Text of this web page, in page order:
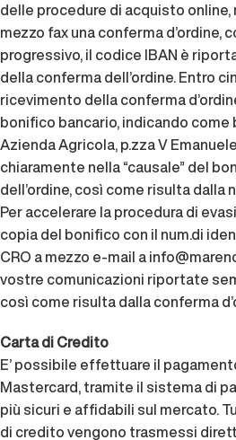
delle procedure di acquisto online,
mezzo fax una conferma d’ordine,
progressivo, il codice IBAN è
della conferma dell’ordine. Entro
ricevimento della conferma
bonifico bancario, indicando
Azienda Agricola, p.zza V
chiaramente nella “causale” del
dell’ordine, così come risulta dalla
Per accelerare la procedura di
copia del bonifico con il num.di
CRO a mezzo e-mail a
vostre comunicazioni riportate
così come risulta dalla conferma
Carta di Credito
E’ possibile effettuare il
Mastercard, tramite il sistema di
più sicuri e affidabili sul mercato.
di credito vengono trasmessi